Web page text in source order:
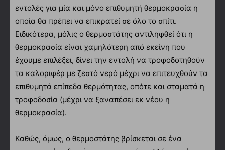
εντολές για μία και μόνο επιθυμητή θερμοκρασία η
οποία θα πρέπει να επικρατεί σε όλο το σπίτι.
Ειδικότερα, μόλις ο θερμοστάτης αντιληφθεί ότι η
θερμοκρασία είναι χαμηλότερη από εκείνη που
έχουμε επιλέξει, δίνει την εντολή να τροφοδοτηθούν
τα καλοριφέρ με ζεστό νερό μέχρι να επιτευχθούν τα
επιθυμητά επίπεδα θερμότητας, οπότε και σταματά η
τροφοδοσία (μέχρι να ξαναπέσει εκ νέου η
θερμοκρασία).
Καθώς, όμως, ο θερμοστάτης βρίσκεται σε ένα